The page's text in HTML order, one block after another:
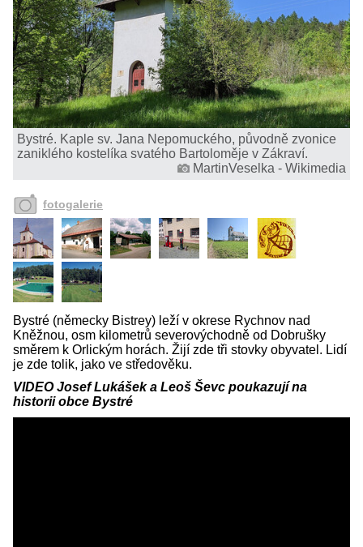
Bystré. Kaple sv. Jana Nepomuckého, původně zvonice
zaniklého kostelíka svatého Bartoloměje v Zákraví.
MartinVeselka - Wikimedia
fotogalerie
Bystré (německy Bistrey) leží v okrese Rychnov nad
Kněžnou, osm kilometrů severovýchodně od Dobrušky
směrem k Orlickým horách. Žijí zde tři stovky obyvatel. Lidí
je zde tolik, jako ve středověku.
VIDEO Josef Lukášek a Leoš Ševc poukazují na
historii obce Bystré